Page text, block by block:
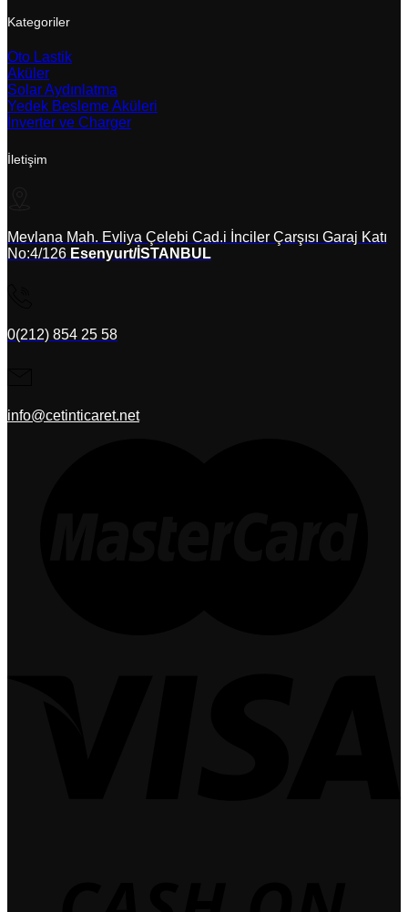
Kategoriler
Oto Lastik
Aküler
Solar Aydınlatma
Yedek Besleme Aküleri
İnverter ve Charger
İletişim
Mevlana Mah. Evliya Çelebi Cad.i İnciler Çarşısı Garaj Katı
No:4/126 Esenyurt/İSTANBUL
0(212) 854 25 58
info@cetinticaret.net